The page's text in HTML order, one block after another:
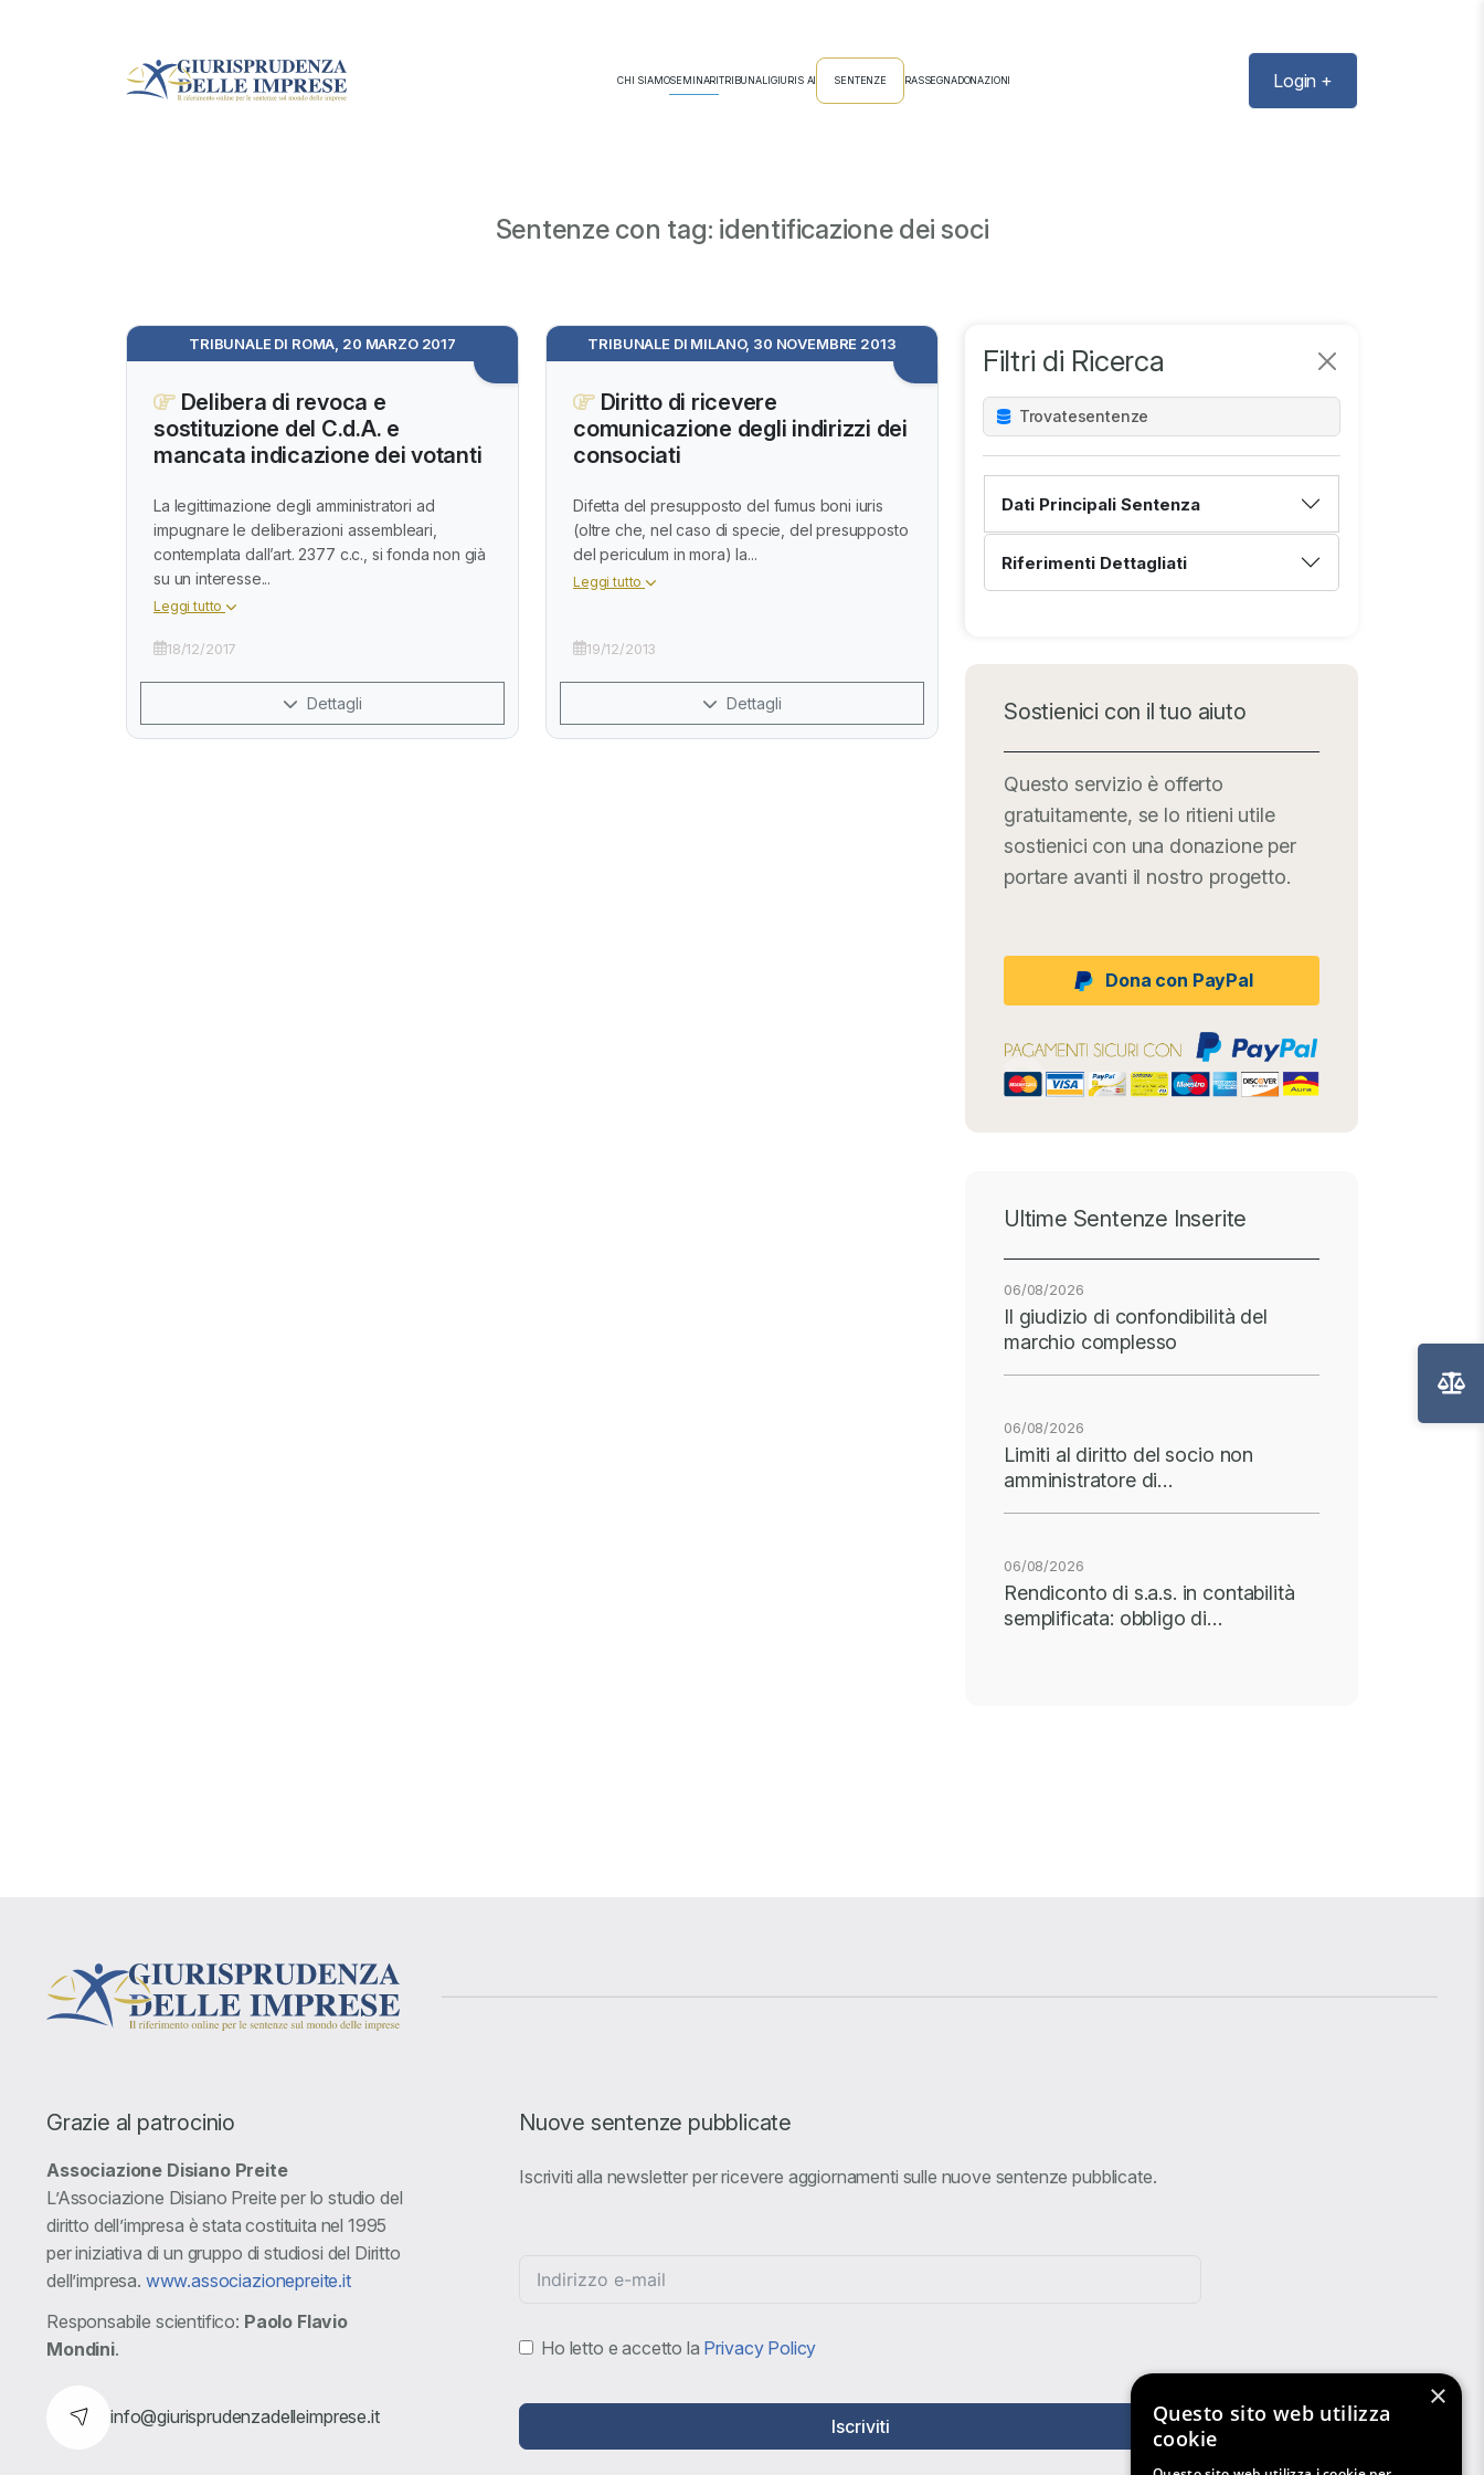
CHI SIAMOSEMINARITRIBUNALIGIURIS AI SENTENZE RASSEGNADONAZIONI Login +
Sentenze con tag: identificazione dei soci
Filtri di Ricerca
Trovatesentenze
Dati Principali Sentenza
Riferimenti Dettagliati
Sostienici con il tuo aiuto
Questo servizio è offerto
gratuitamente, se lo ritieni utile
sostienici con una donazione per
portare avanti il nostro progetto.
Dona con PayPal
Ultime Sentenze Inserite
06/08/2026
Il giudizio di confondibilità del
marchio complesso
06/08/2026
Limiti al diritto del socio non
amministratore di…
06/08/2026
Rendiconto di s.a.s. in contabilità
semplificata: obbligo di…
TRIBUNALE DI ROMA, 20 MARZO 2017
Delibera di revoca e
sostituzione del C.d.A. e
mancata indicazione dei votanti
La legittimazione degli amministratori ad
impugnare le deliberazioni assembleari,
contemplata dall’art. 2377 c.c., si fonda non già
su un interesse...
Leggi tutto
18/12/2017
Dettagli
TRIBUNALE DI MILANO, 30 NOVEMBRE 2013
Diritto di ricevere
comunicazione degli indirizzi dei
consociati
Difetta del presupposto del fumus boni iuris
(oltre che, nel caso di specie, del presupposto
del periculum in mora) la...
Leggi tutto
19/12/2013
Dettagli
Grazie al patrocinio
Associazione Disiano Preite
L’Associazione Disiano Preite per lo studio del
diritto dell’impresa è stata costituita nel 1995
per iniziativa di un gruppo di studiosi del Diritto
dell’impresa. www.associazionepreite.it
Responsabile scientifico: Paolo Flavio
Mondini.
info@giurisprudenzadelleimprese.it
Nuove sentenze pubblicate
Iscriviti alla newsletter per ricevere aggiornamenti sulle nuove sentenze pubblicate.
Ho letto e accetto la Privacy Policy
Iscriviti
×
Questo sito web utilizza
cookie